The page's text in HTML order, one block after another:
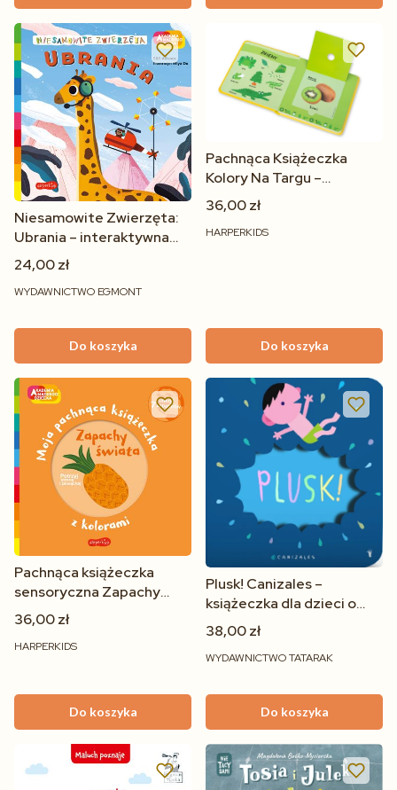
Niesamowite Zwierzęta:
Ubrania – interaktywna
książeczka dla dzieci 2–4
lat
24,00 zł
WYDAWNICTWO EGMONT
Do koszyka
Pachnąca Książeczka
Kolory Na Targu –
Akademia Mądrego
Dziecka HarperKids 0+
36,00 zł
HARPERKIDS
Do koszyka
Pachnąca książeczka
sensoryczna Zapachy
świata - Akademia
Mądrego Dziecka
HarperKids
36,00 zł
HARPERKIDS
Do koszyka
Plusk! Canizales –
książeczka dla dzieci o
kąpieli | 2+
38,00 zł
WYDAWNICTWO TATARAK
Do koszyka